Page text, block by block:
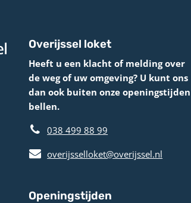
Overijssel loket
Heeft u een klacht of melding over
de weg of uw omgeving? U kunt ons
dan ook buiten onze openingstijden
bellen.
038 499 88 99
overijsselloket@overijssel.nl
Openingstijden